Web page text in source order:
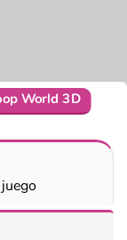
World 3D